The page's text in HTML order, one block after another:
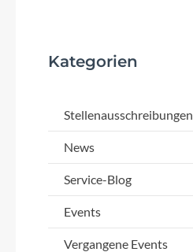
Hebie
Kettler Alu Rad
Kategorien
Stellenausschreibungen
News
Service-Blog
Events
Vergangene Events